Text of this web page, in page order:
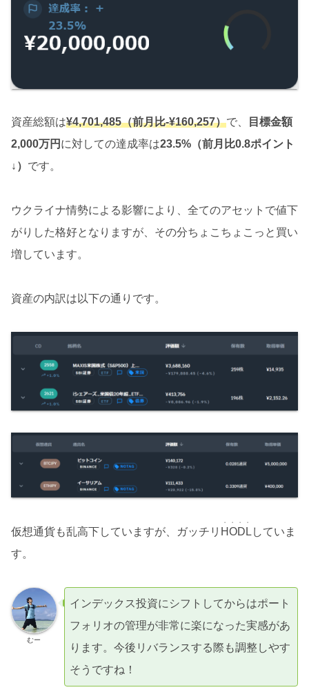
資産総額は¥4,701,485（前月比-¥160,257）で、
目標金額
2,000万円 に対しての達成率は23.5%（前月比0.8ポイント
↓） です。
ウクライナ情勢による影響により、全てのアセットで値下
がりした格好となりますが、その分ちょこちょこっと買い
増しています。
資産の内訳は以下の通りです。
仮想通貨も乱高下していますが、ガッチリ HODL
・・・・
していま
す。
むー
インデックス投資にシフトしてからはポート
フォリオの管理が非常に楽になった実感があ
ります。今後リバランスする際も調整しやす
そうですね！